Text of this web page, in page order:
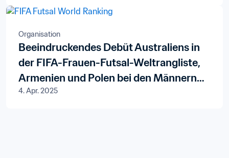
Organisation
Beeindruckendes Debüt Australiens in
der FIFA-Frauen-Futsal-Weltrangliste,
Armenien und Polen bei den Männern
erstmals in den Top 20
4. Apr. 2025